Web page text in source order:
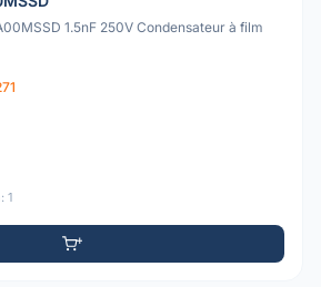
1.5nF 250V Condensateur à film
1